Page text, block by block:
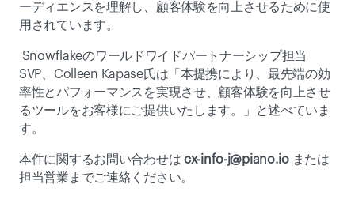
ーディエンスを理解し、顧客体験を向上させるために使
用されています。
Snowflakeのワールドワイドパートナーシップ担当
SVP、Colleen Kapase氏は「本提携により、最先端の効
率性とパフォーマンスを実現させ、顧客体験を向上させ
るツールをお客様にご提供いたします。」と述べていま
す。
本件に関するお問い合わせは cx-info-j@piano.io または
担当営業までご連絡ください。